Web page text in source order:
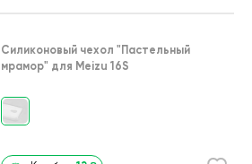
Силиконовый чехол "Пастельный
мрамор" для Meizu 16S